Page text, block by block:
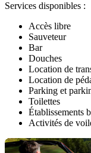
Services disponibles :
Accès libre
Sauveteur
Bar
Douches
Location de
Location de
Parking et
Toilettes
Établissements
Activités de